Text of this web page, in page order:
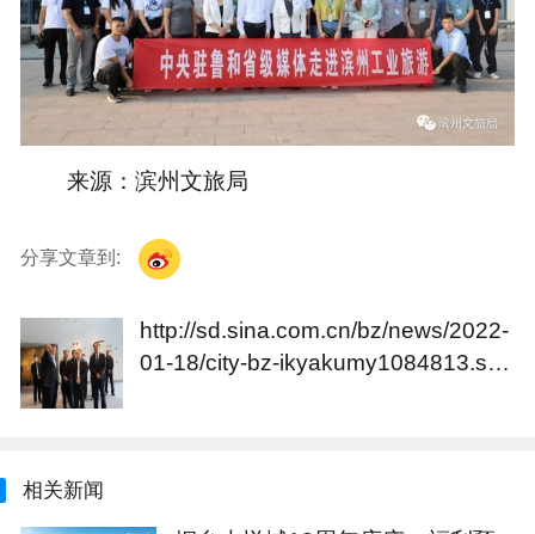
来源：滨州文旅局
分享文章到:
http://sd.sina.com.cn/bz/news/2022-
01-18/city-bz-ikyakumy1084813.sht
相关新闻